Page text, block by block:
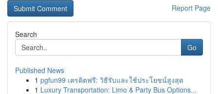
Report Page
Search
Go
Published News
1 pgfun99 เครดิตฟรี: วิธีรับและใช้ประโยชน์สูงสุด
1 Luxury Transportation: Limo & Party Bus Options...